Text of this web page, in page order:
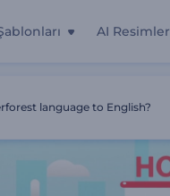
AI Resimler
language to English?